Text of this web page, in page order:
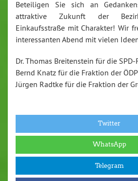
Beteiligen Sie sich an
attraktive Zukunft der
Einkaufsstraße mit Charakter! Wir
interessanten Abend mit vielen
Dr. Thomas Breitenstein für die
Bernd Knatz für die Fraktion der ÖDP
Jürgen Radtke für die Fraktion der
Twitter
WhatsApp
Telegram